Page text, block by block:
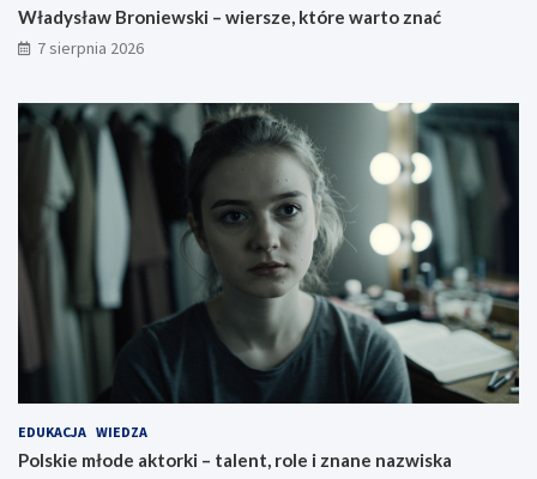
Władysław Broniewski – wiersze, które warto znać
7 sierpnia 2026
EDUKACJA WIEDZA
Polskie młode aktorki – talent, role i znane nazwiska